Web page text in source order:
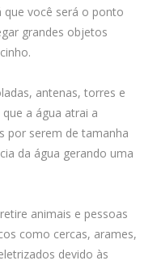
você será o ponto
grandes objetos
antenas, torres e
a água atrai a
por serem de tamanha
da água gerando uma
animais e pessoas
como cercas, arames,
devido às